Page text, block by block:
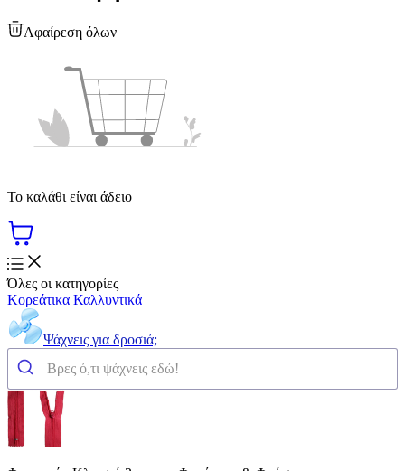
Αφαίρεση όλων
Το καλάθι είναι άδειο
Όλες οι κατηγορίες
Κορεάτικα Καλλυντικά
Ψάχνεις για δροσιά;